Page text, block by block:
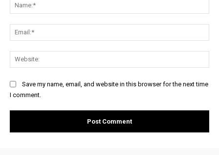
Save my name, email, and website in this browser for the next time
I comment.